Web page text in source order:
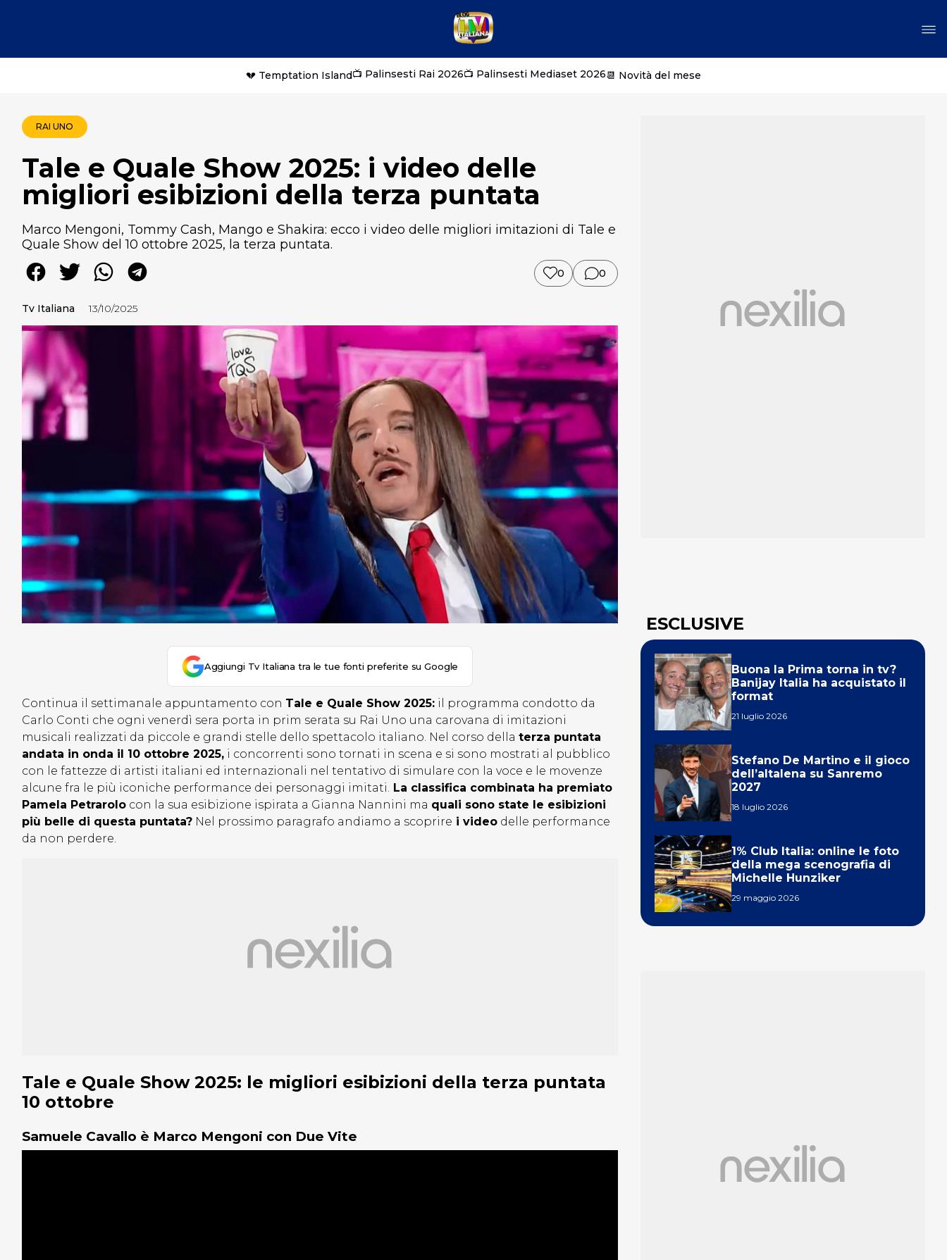
💔 Temptation Island📺 Palinsesti Rai 2026📺 Palinsesti Mediaset 2026📆 Novità del mese
RAI UNO
Tale e Quale Show 2025: i video delle
migliori esibizioni della terza puntata
Marco Mengoni, Tommy Cash, Mango e Shakira: ecco i video delle migliori imitazioni di Tale e
Quale Show del 10 ottobre 2025, la terza puntata.
0 0
Tv Italiana 13/10/2025
Aggiungi Tv Italiana tra le tue fonti preferite su Google
Continua il settimanale appuntamento con Tale e Quale Show 2025: il programma condotto da
Carlo Conti che ogni venerdì sera porta in prim serata su Rai Uno una carovana di imitazioni
musicali realizzati da piccole e grandi stelle dello spettacolo italiano. Nel corso della terza puntata
andata in onda il 10 ottobre 2025, i concorrenti sono tornati in scena e si sono mostrati al pubblico
con le fattezze di artisti italiani ed internazionali nel tentativo di simulare con la voce e le movenze
alcune fra le più iconiche performance dei personaggi imitati. La classifica combinata ha premiato
Pamela Petrarolo con la sua esibizione ispirata a Gianna Nannini ma quali sono state le esibizioni
più belle di questa puntata? Nel prossimo paragrafo andiamo a scoprire i video delle performance
da non perdere.
Tale e Quale Show 2025: le migliori esibizioni della terza puntata
10 ottobre
Samuele Cavallo è Marco Mengoni con Due Vite
ESCLUSIVE
Buona la Prima torna in tv?
Banijay Italia ha acquistato il
format
21 luglio 2026
Stefano De Martino e il gioco
dell’altalena su Sanremo
2027
18 luglio 2026
1% Club Italia: online le foto
della mega scenografia di
Michelle Hunziker
29 maggio 2026